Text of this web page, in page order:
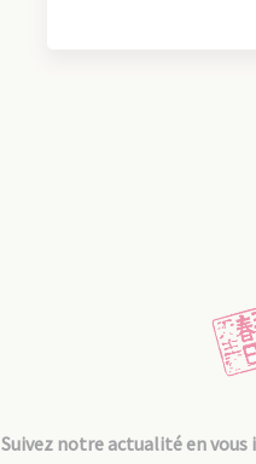
Suivez notre actualité en